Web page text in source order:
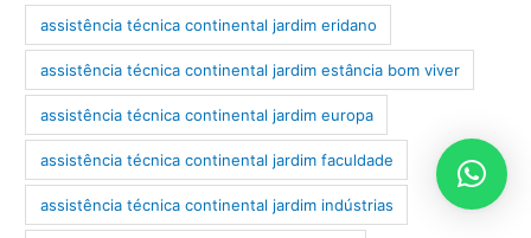
assistência técnica continental jardim eridano
assistência técnica continental jardim estância bom viver
assistência técnica continental jardim europa
assistência técnica continental jardim faculdade
assistência técnica continental jardim indústrias